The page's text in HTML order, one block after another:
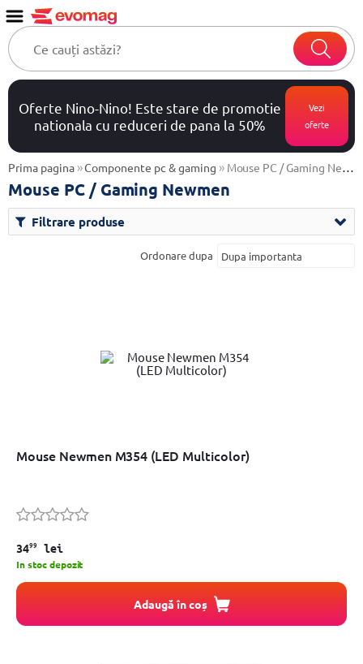
Oferte Nino-Nino! Este stare de promotie
nationala cu reduceri de pana la 50%
Vezi
oferte
Prima pagina »Componente pc & gaming » Mouse PC / Gaming Newmen
Mouse PC / Gaming Newmen
Filtrare produse
Ordonare dupa
Mouse Newmen M354 (LED Multicolor)
3499 lei
In stoc depozit
Adaugă în coș